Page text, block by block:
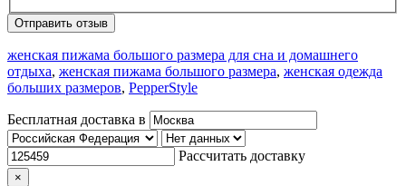
Отправить отзыв
женская пижама большого размера для сна и домашнего
отдыха, женская пижама большого размера, женская одежда
больших размеров, PepperStyle
Бесплатная доставка в
Рассчитать доставку
×